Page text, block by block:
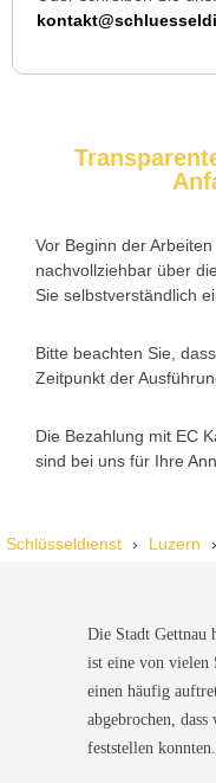
Service rufen. Techniker
Daniel W. aus
Zuverlässiger Service
Die Tür wurde ohne
N Nadine H. aus
Wir standen mit den
Vor Beginn der
nachvollziehbar über
Sie selbstverständlich
Bitte beachten Sie,
Zeitpunkt der
Die Bezahlung mit EC
sind bei uns für Ihre
Schlüsseldienst Luzern
Die Stadt Gettnau
ist eine von vielen
einen häufig
abgebrochen,
feststellen konnten.